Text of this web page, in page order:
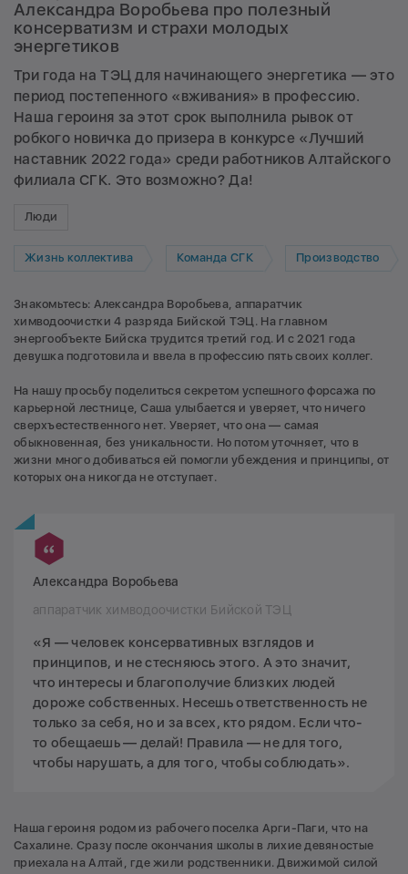
Александра Воробьева про полезный
консерватизм и страхи молодых
энергетиков
Три года на ТЭЦ для начинающего энергетика — это
период постепенного «вживания» в профессию.
Наша героиня за этот срок выполнила рывок от
робкого новичка до призера в конкурсе «Лучший
наставник 2022 года» среди работников Алтайского
филиала СГК. Это возможно? Да!
Люди
Жизнь коллектива Команда СГК Производство
Знакомьтесь: Александра Воробьева, аппаратчик
химводоочистки 4 разряда Бийской ТЭЦ. На главном
энергообъекте Бийска трудится третий год. И с 2021 года
девушка подготовила и ввела в профессию пять своих коллег.
На нашу просьбу поделиться секретом успешного форсажа по
карьерной лестнице, Саша улыбается и уверяет, что ничего
сверхъестественного нет. Уверяет, что она — самая
обыкновенная, без уникальности. Но потом уточняет, что в
жизни много добиваться ей помогли убеждения и принципы, от
которых она никогда не отступает.
Александра Воробьева
аппаратчик химводоочистки Бийской ТЭЦ
«Я — человек консервативных взглядов и
принципов, и не стесняюсь этого. А это значит,
что интересы и благополучие близких людей
дороже собственных. Несешь ответственность не
только за себя, но и за всех, кто рядом. Если что-
то обещаешь — делай! Правила — не для того,
чтобы нарушать, а для того, чтобы соблюдать».
Наша героиня родом из рабочего поселка Арги-Паги, что на
Сахалине. Сразу после окончания школы в лихие девяностые
приехала на Алтай, где жили родственники. Движимой силой